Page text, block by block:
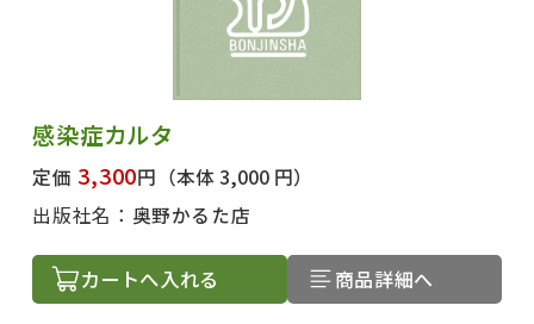
感染症カルタ
定価 3,300円 （本体 3,000 円）
出版社名： 奥野かるた店
カートへ入れる 商品詳細へ